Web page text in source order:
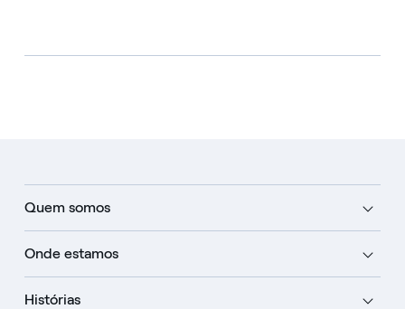
Quem somos
Onde estamos
Histórias